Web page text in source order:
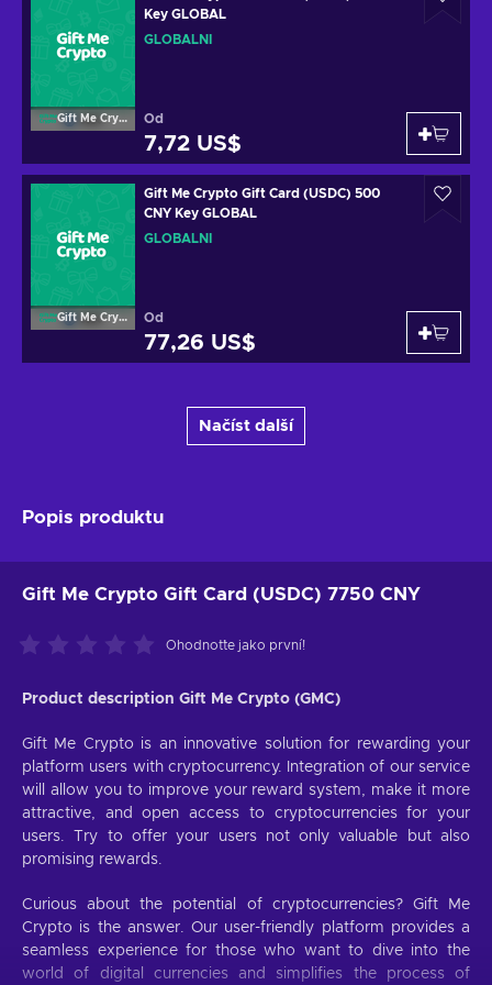
Gift Me Crypto
Key GLOBAL
GLOBÁLNÍ
Od
7,72 US$
Gift Me Crypto
Gift Me Crypto Gift Card (USDC) 500
CNY Key GLOBAL
GLOBÁLNÍ
Od
77,26 US$
Načíst další
Popis produktu
Gift Me Crypto Gift Card (USDC) 7750 CNY
Ohodnoťte jako první!
Product description Gift Me Crypto (GMC)
Gift Me Crypto is an innovative solution for rewarding your
platform users with cryptocurrency. Integration of our service
will allow you to improve your reward system, make it more
attractive, and open access to cryptocurrencies for your
users. Try to offer your users not only valuable but also
promising rewards.
Curious about the potential of cryptocurrencies? Gift Me
Crypto is the answer. Our user-friendly platform provides a
seamless experience for those who want to dive into the
world of digital currencies and simplifies the process of